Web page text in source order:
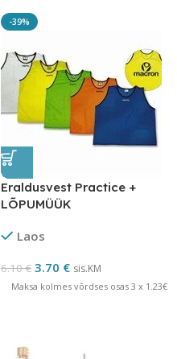
-39%
Eraldusvest Practice +
LÕPUMÜÜK
Laos
6.10€ 3.70 € sis.KM
Maksa kolmes võrdses osas 3 x 1.23€